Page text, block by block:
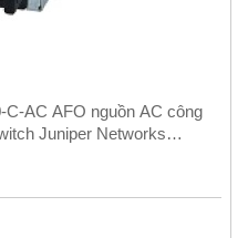
C-AC AFO nguồn AC công
Juniper Networks